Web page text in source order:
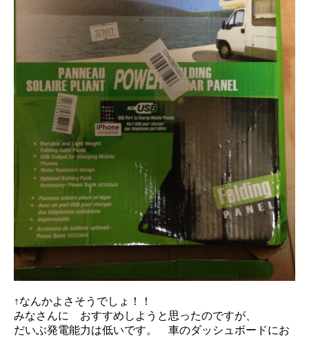
↑なんかよさそうでしょ！！
みなさんに おすすめしようと思ったのですが、
だいぶ発電能力は低いです。 車のダッシュボードにお